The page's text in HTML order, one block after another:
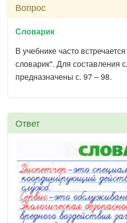
Вопрос
Словарик
В учебнике часто
словарик". Для составления
предназначены с. 97 – 98.
Ответ